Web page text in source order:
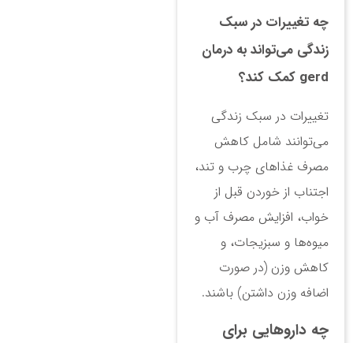
چه تغییرات در سبک
زندگی می‌تواند به درمان
gerd کمک کند؟
تغییرات در سبک زندگی
می‌توانند شامل کاهش
مصرف غذاهای چرب و تند،
اجتناب از خوردن قبل از
خواب، افزایش مصرف آب و
میوه‌ها و سبزیجات، و
کاهش وزن (در صورت
اضافه وزن داشتن) باشند.
چه داروهایی برای